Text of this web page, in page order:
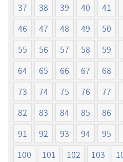
37
38 39 40 41
46
47 48 49 50
55
56 57 58 59
64
65 66 67 68
73
74 75 76 77
82
83 84 85 86
91
92 93 94 95
100
101 102 103